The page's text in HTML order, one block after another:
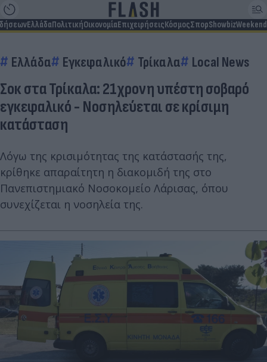
ΕλλάδαΠολιτικήΟικονομίαΕπιχειρήσειςΚόσμοςΣπορShowbizWeekend
Ελλάδα Εγκεφαλικό Τρίκαλα Local News
Σοκ στα Τρίκαλα: 21χρονη υπέστη σοβαρό
εγκεφαλικό - Νοσηλεύεται σε κρίσιμη
κατάσταση
Λόγω της κρισιμότητας της κατάστασής της,
κρίθηκε απαραίτητη η διακομιδή της στο
Πανεπιστημιακό Νοσοκομείο Λάρισας, όπου
συνεχίζεται η νοσηλεία της.